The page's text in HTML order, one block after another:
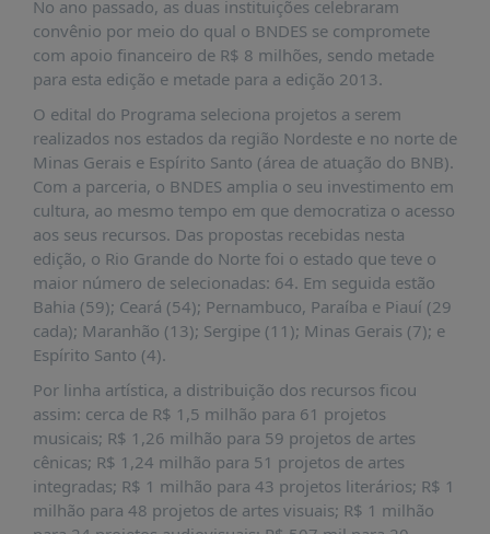
DADOS
FRENTE
PARLAMENTAR
SOBRE
A
FRENTE
MATERIAIS
INFORMAÇÕES
CURSOS
E
EVENTOS
INSCRIÇÕES
MATERIAIS
DISPONÍVEIS
PUBLICAÇÕES
No ano passado, as duas instituições celebraram
convênio por meio do qual o BNDES se compromete
com apoio financeiro de R$ 8 milhões, sendo metade
para esta edição e metade para a edição 2013.
O edital do Programa seleciona projetos a serem
realizados nos estados da região Nordeste e no norte de
Minas Gerais e Espírito Santo (área de atuação do BNB).
Com a parceria, o BNDES amplia o seu investimento em
cultura, ao mesmo tempo em que democratiza o acesso
aos seus recursos. Das propostas recebidas nesta
edição, o Rio Grande do Norte foi o estado que teve o
maior número de selecionadas: 64. Em seguida estão
Bahia (59); Ceará (54); Pernambuco, Paraíba e Piauí (29
cada); Maranhão (13); Sergipe (11); Minas Gerais (7); e
Espírito Santo (4).
Por linha artística, a distribuição dos recursos ficou
assim: cerca de R$ 1,5 milhão para 61 projetos
musicais; R$ 1,26 milhão para 59 projetos de artes
cênicas; R$ 1,24 milhão para 51 projetos de artes
integradas; R$ 1 milhão para 43 projetos literários; R$ 1
milhão para 48 projetos de artes visuais; R$ 1 milhão